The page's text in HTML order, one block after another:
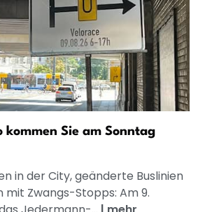
kommen Sie am Sonntag
in der City, geänderte Buslinien
Zwangs-Stopps: Am 9.